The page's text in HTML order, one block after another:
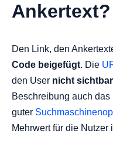
Ankertext?
Den Link, den
Code beigefügt. Die
den User nicht sichtbar
Beschreibung auch
guter
Mehrwert für die Nutzer